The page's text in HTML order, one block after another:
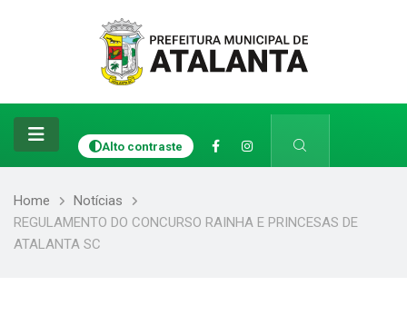
Alto contraste
Home
Notícias
REGULAMENTO DO CONCURSO RAINHA E PRINCESAS DE
ATALANTA SC